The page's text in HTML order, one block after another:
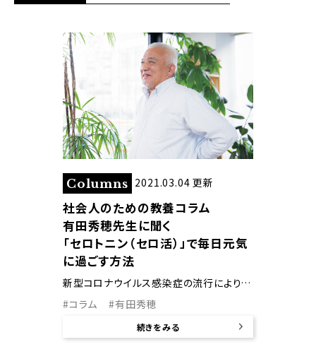
Columns 2021.03.04 更新
社会人のための教養コラム
有田秀穂先生に聞く
「セロトニン（セロ活）」で毎日元気
に過ごす方法
新型コロナウイルス感染症の流行により、ストレスから心身の不調を訴える人が増えています。「ハッピーホルモン」といわれるセロトニン。正常に分泌させる“セロ活”を推奨する有田秀穂先生に、セロトニンを増やして元気に過ごす方法を伺いました。
#コラム
#有田秀穂
続きをみる